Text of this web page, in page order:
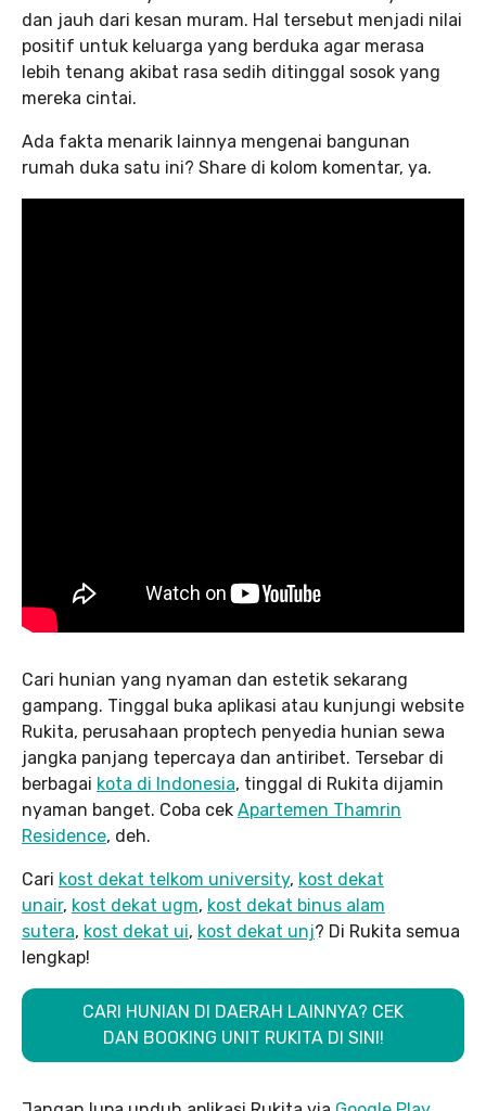
dan jauh dari kesan muram. Hal tersebut menjadi nilai
positif untuk keluarga yang berduka agar merasa
lebih tenang akibat rasa sedih ditinggal sosok yang
mereka cintai.
Ada fakta menarik lainnya mengenai bangunan
rumah duka satu ini? Share di kolom komentar, ya.
Cari hunian yang nyaman dan estetik sekarang
gampang. Tinggal buka aplikasi atau kunjungi website
Rukita, perusahaan proptech penyedia hunian sewa
jangka panjang tepercaya dan antiribet. Tersebar di
berbagai kota di Indonesia, tinggal di Rukita dijamin
nyaman banget. Coba cek Apartemen Thamrin
Residence, deh.
Cari kost dekat telkom university, kost dekat
unair, kost dekat ugm, kost dekat binus alam
sutera, kost dekat ui, kost dekat unj? Di Rukita semua
lengkap!
CARI HUNIAN DI DAERAH LAINNYA? CEK
DAN BOOKING UNIT RUKITA DI SINI!